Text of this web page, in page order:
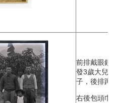
前排戴眼
發3歲大兒
子，後排
右後包頭